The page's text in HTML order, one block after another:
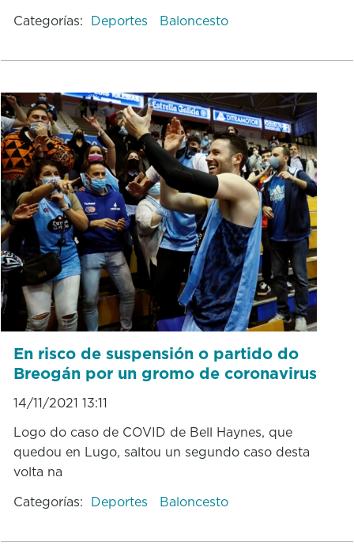
Categorías: Deportes Baloncesto
En risco de suspensión o partido do
Breogán por un gromo de coronavirus
14/11/2021 13:11
Logo do caso de COVID de Bell Haynes, que
quedou en Lugo, saltou un segundo caso desta
volta na
Categorías: Deportes Baloncesto